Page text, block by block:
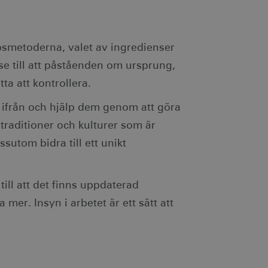
valet av ingredienser
till att påståenden om ursprung,
att kontrollera.
och hjälp dem genom att göra
och kulturer som är
bidra till ett unikt
att det finns uppdaterad
mer. Insyn i arbetet är ett sätt att
om
vilket garanterar
webbstandarder
av webbplatser
en anonym
av kakor för icke-
sida och används
identifierbar